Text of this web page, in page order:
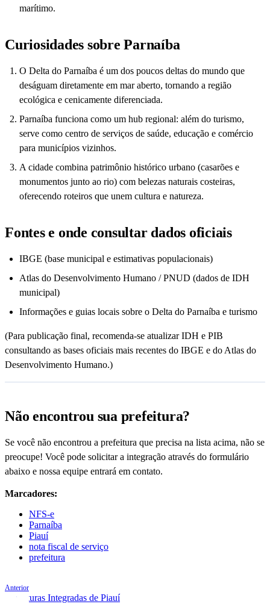
marítimo.
Curiosidades sobre Parnaíba
O Delta do Parnaíba é um dos poucos deltas do mundo que
deságuam diretamente em mar aberto, tornando a região
ecológica e cenicamente diferenciada.
Parnaíba funciona como um hub regional: além do turismo,
serve como centro de serviços de saúde, educação e comércio
para municípios vizinhos.
A cidade combina patrimônio histórico urbano (casarões e
monumentos junto ao rio) com belezas naturais costeiras,
oferecendo roteiros que unem cultura e natureza.
Fontes e onde consultar dados oficiais
IBGE (base municipal e estimativas populacionais)
Atlas do Desenvolvimento Humano / PNUD (dados de IDH
municipal)
Informações e guias locais sobre o Delta do Parnaíba e turismo
(Para publicação final, recomenda-se atualizar IDH e PIB
consultando as bases oficiais mais recentes do IBGE e do Atlas do
Desenvolvimento Humano.)
Não encontrou sua prefeitura?
Se você não encontrou a prefeitura que precisa na lista acima, não se
preocupe! Você pode solicitar a integração através do formulário
abaixo e nossa equipe entrará em contato.
Marcadores:
NFS-e
Parnaíba
Piauí
nota fiscal de serviço
prefeitura
Anterior
Prefeituras Integradas de Piauí